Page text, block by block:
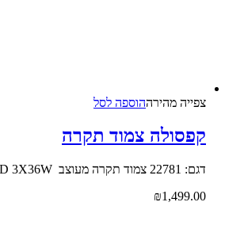
צפייה‬ ‫מהירה‬הוספה לסל
קפסולה צמוד תקרה
דגם: 22781 צמוד תקרה מעוצב LED 3X36W
₪1,499.00